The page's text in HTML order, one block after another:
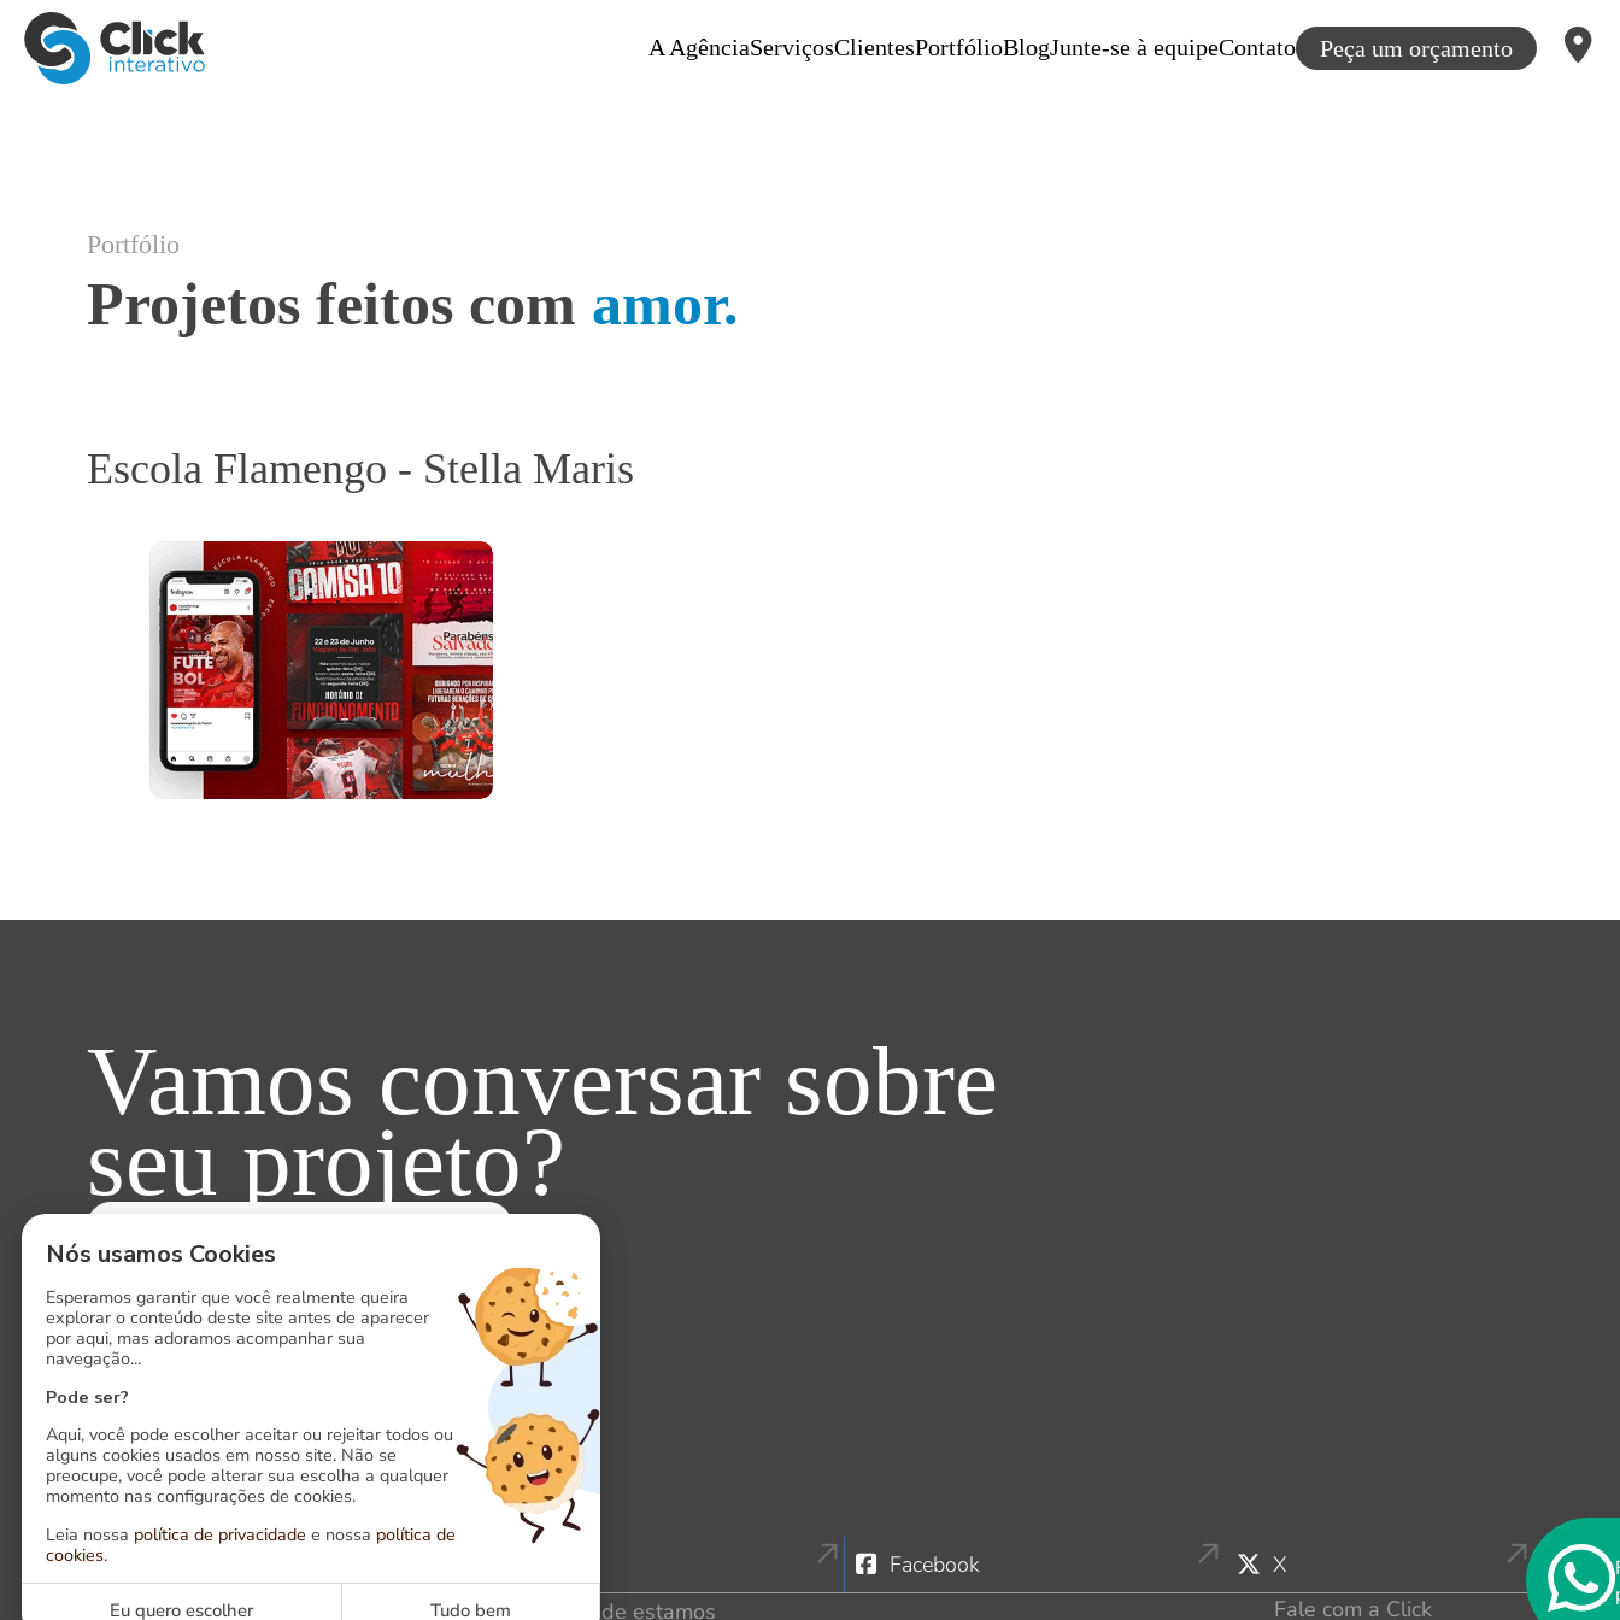
A AgênciaServiçosClientesPortfólioBlogJunte-se à equipeContato Peça um orçamento
Portfólio
Projetos feitos com amor.
Escola Flamengo - Stella Maris
Vamos conversar sobre
seu projeto?
Siga-nos em nossas redes sociais
Facebook
X
Onde estamos
Fale com a Click
Nós usamos Cookies
Esperamos garantir que você realmente queira
explorar o conteúdo deste site antes de aparecer
por aqui, mas adoramos acompanhar sua
navegação...
Pode ser?
Aqui, você pode escolher aceitar ou rejeitar todos ou
alguns cookies usados em nosso site. Não se
preocupe, você pode alterar sua escolha a qualquer
momento nas configurações de cookies.
Leia nossa política de privacidade e nossa política de
cookies.
Eu quero escolher Tudo bem